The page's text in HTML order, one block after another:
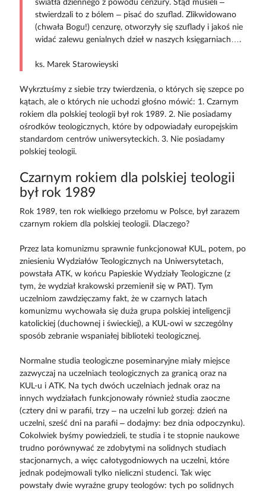
światła dziennego z powodu cenzury. Stąd musieli –
stwierdzali to z bólem – pisać do szuflad. Zlikwidowano
(chwała Bogu!) cenzurę, otworzyły się szuflady i jakoś nie
widać zalewu genialnych dzieł w naszych księgarniach….
ks. Marek Starowieyski
Wykrztuśmy z siebie trzy twierdzenia, o których się szepce po
kątach, ale o których nie uchodzi głośno mówić: 1. Czarnym
rokiem dla polskiej teologii był rok 1989. 2. Nie posiadamy
ośrodków teologicznych, które by odpowiadały europejskim
standardom centrów uniwersyteckich. 3. Nie posiadamy
polskiej teologii.
Czarnym rokiem dla polskiej teologii
był rok 1989
Rok 1989, ten rok wielkiego przełomu w Polsce, był zarazem
czarnym rokiem dla polskiej teologii. Dlaczego?
Przez lata komunizmu sprawnie funkcjonował KUL, potem, po
zniesieniu Wydziałów Teologicznych na Uniwersytetach,
powstała ATK, w końcu Papieskie Wydziały Teologiczne (z
tym, że wydział krakowski przemienił się w PAT). Tym
uczelniom zawdzięczamy fakt, że w czarnych latach
komunizmu wychowała się duża grupa polskiej inteligencji
katolickiej (duchownej i świeckiej), a KUL-owi w szczególny
sposób zebranie wspaniałej biblioteki teologicznej.
Normalne studia teologiczne poseminaryjne miały miejsce
zazwyczaj na uczelniach teologicznych za granicą oraz na
KUL-u i ATK. Na tych dwóch uczelniach jednak oraz na
innych wydziałach funkcjonowały również studia zaoczne
(cztery dni w parafii, trzy – na uczelni lub gorzej: dzień na
uczelni, sześć dni na parafii – dodajmy: bez dnia odpoczynku).
Cokolwiek byśmy powiedzieli, te studia i te stopnie naukowe
trudno porównywać ze zdobytymi na solidnych studiach
stacjonarnych, a więc całotygodniowych na uczelni, które
jednak podejmowali tylko nieliczni studenci. Tak więc
powstały dwie wyraźne grupy teologów: tych po solidnych